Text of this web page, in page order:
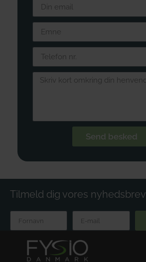
Send besked
Tilmeld dig vores nyhedsbrev